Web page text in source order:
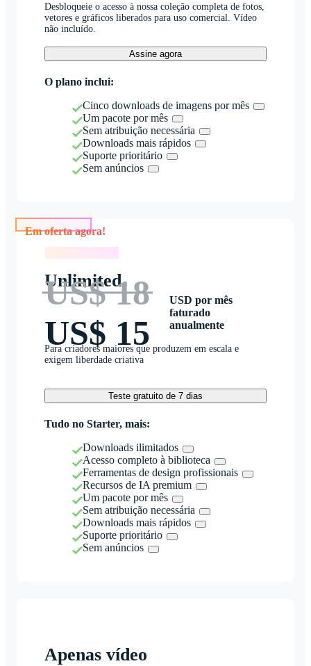
Desbloqueie o acesso à nossa coleção completa de fotos,
vetores e gráficos liberados para uso comercial. Vídeo
não incluído.
Assine agora
O plano inclui:
Cinco downloads de imagens por mês
Um pacote por mês
Sem atribuição necessária
Downloads mais rápidos
Suporte prioritário
Sem anúncios
Unlimited
US$ 18
US$ 15
USD por mês
faturado
anualmente
Para criadores maiores que produzem em escala e
exigem liberdade criativa
Teste gratuito de 7 dias
Tudo no Starter, mais:
Downloads ilimitados
Acesso completo à biblioteca
Ferramentas de design profissionais
Recursos de IA premium
Um pacote por mês
Sem atribuição necessária
Downloads mais rápidos
Suporte prioritário
Sem anúncios
Apenas vídeo